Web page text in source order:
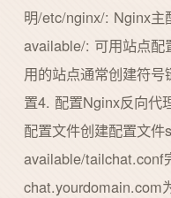
明/etc/nginx/: Nginx
available/: 可用站点
用的站点通常创建符
置4. 配置Nginx反向代
配置文件创建配置文
available/tailchat.conf
chat.yourdomain.com